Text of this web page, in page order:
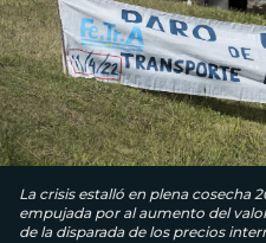
La crisis estalló en plena cosecha
empujada por al aumento del
de la disparada de los precios